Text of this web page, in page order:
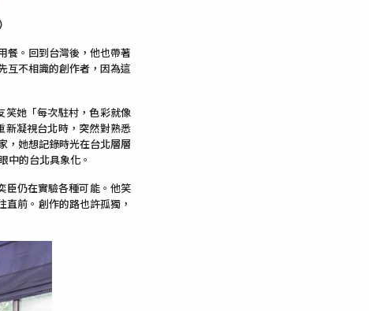
餐。回到台灣後，他也帶著
互不相識的創作者，因為這
笑她「每次駐村，色彩就像
新凝視台北時，突然對熟悉
，她想記錄時光在台北層層
中的台北具象化。
臣仍在實驗各種可能。他笑
前。創作的路也許孤獨，